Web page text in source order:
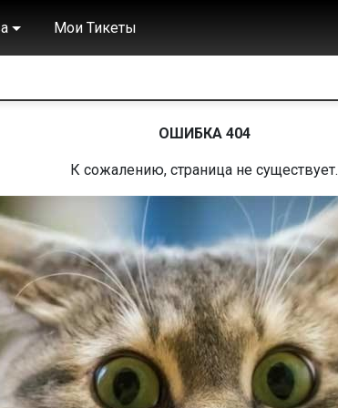
Мои Тикеты
ОШИБКА 404
К сожалению, страница не существует.